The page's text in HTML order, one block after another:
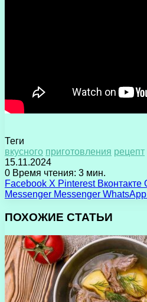
Теги
вкусного приготовления рецепт
15.11.2024
0 Время чтения: 3 мин.
Facebook X Pinterest Вконтакте
Messenger Messenger WhatsApp
ПОХОЖИЕ СТАТЬИ